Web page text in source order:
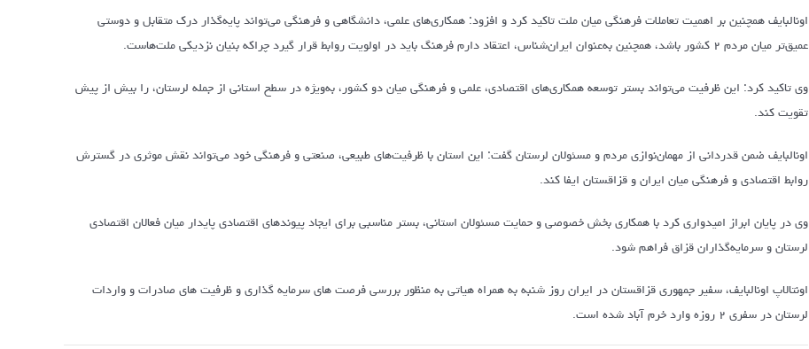
اونالبایف همچنین بر اهمیت تعاملات فرهنگی میان ملت تاکید کرد و افزود: همکاری‌های علمی، دانشگاهی و فرهنگی می‌تواند پایه‌گذار درک متقابل و دوستی
عمیق‌تر میان مردم ۲ کشور باشد، همچنین به‌عنوان ایران‌شناس، اعتقاد دارم فرهنگ باید در اولویت روابط قرار گیرد چراکه بنیان نزدیکی ملت‌هاست.
وی تاکید کرد: این ظرفیت می‌تواند بستر توسعه همکاری‌های اقتصادی، علمی و فرهنگی میان دو کشور، به‌ویژه در سطح استانی از جمله لرستان، را بیش از پیش
تقویت کند.
اونالبایف ضمن قدردانی از مهمان‌نوازی مردم و مسئولان لرستان گفت: این استان با ظرفیت‌های طبیعی، صنعتی و فرهنگی خود می‌تواند نقش موثری در گسترش
روابط اقتصادی و فرهنگی میان ایران و قزاقستان ایفا کند.
وی در پایان ابراز امیدواری کرد با همکاری بخش خصوصی و حمایت مسئولان استانی، بستر مناسبی برای ایجاد پیوندهای اقتصادی پایدار میان فعالان اقتصادی
لرستان و سرمایه‌گذاران قزاق فراهم شود.
اونتالاپ اونالبایف، سفیر جمهوری قزاقستان در ایران روز شنبه به همراه هیاتی به منظور بررسی فرصت های سرمایه گذاری و ظرفیت های صادرات و واردات
لرستان در سفری ۲ روزه وارد خرم آباد شده است.